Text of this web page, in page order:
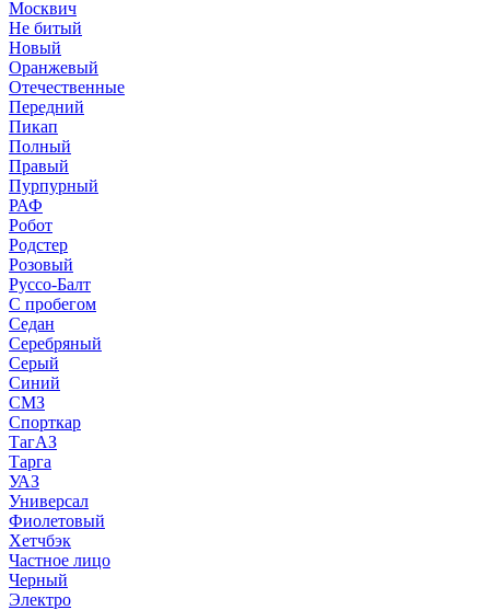
Москвич
Не битый
Новый
Оранжевый
Отечественные
Передний
Пикап
Полный
Правый
Пурпурный
РАФ
Робот
Родстер
Розовый
Руссо-Балт
С пробегом
Седан
Серебряный
Серый
Синий
СМЗ
Спорткар
ТагАЗ
Тарга
УАЗ
Универсал
Фиолетовый
Хетчбэк
Частное лицо
Черный
Электро